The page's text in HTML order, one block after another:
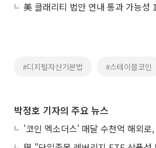
#디지털자산기본법 #스테이블코인
박정호 기자의 주요 뉴스
'코인 엑소더스' 매달 수천억 해외로